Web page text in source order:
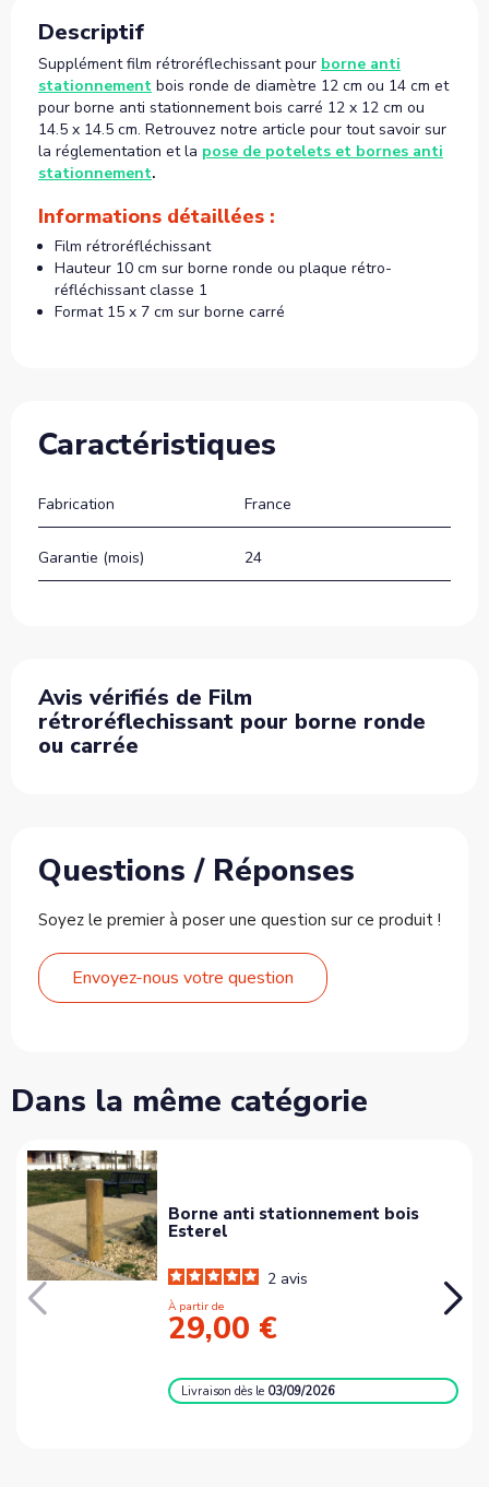
Descriptif
Supplément film rétroréflechissant pour borne anti
stationnement bois ronde de diamètre 12 cm ou 14 cm et
pour borne anti stationnement bois carré 12 x 12 cm ou
14.5 x 14.5 cm. Retrouvez notre article pour tout savoir sur
la réglementation et la pose de potelets et bornes anti
stationnement.
Informations détaillées :
Film rétroréfléchissant
Hauteur 10 cm sur borne ronde ou plaque rétro-
réfléchissant classe 1
Format 15 x 7 cm sur borne carré
Caractéristiques
Fabrication France
Garantie (mois) 24
Avis vérifiés de Film
rétroréflechissant pour borne ronde
ou carrée
Questions / Réponses
Soyez le premier à poser une question sur ce produit !
Envoyez-nous votre question
Dans la même catégorie
Borne anti stationnement bois
Esterel
2 avis
À partir de
29,00 €
Livraisondès le 03/09/2026